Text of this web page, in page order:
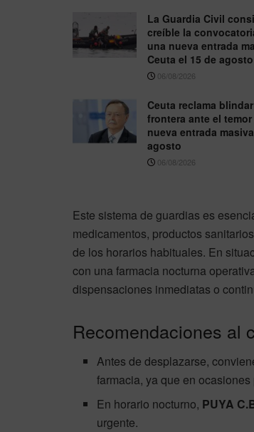
La Guardia Civil
creíble la
una nueva entrada
Ceuta el 15 de agosto
06/08/2026
Ceuta reclama
frontera ante el temor
nueva entrada
agosto
06/08/2026
Este sistema de guardias es
medicamentos, productos
de los horarios habituales. En
con una farmacia nocturna
dispensaciones inmediatas o
Recomendaciones al
Antes de desplazarse,
farmacia, ya que en
En horario nocturno, PUYA
urgente.